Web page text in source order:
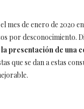
de enero de 2020 en
por desconocimiento.
presentación de una
que se dan a estas